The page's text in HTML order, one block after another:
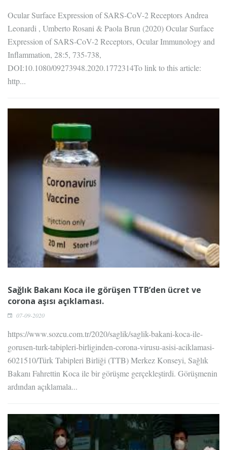
Ocular Surface Expression of SARS-CoV-2 Receptors Andrea
Leonardi , Umberto Rosani & Paola Brun (2020) Ocular Surface
Expression of SARS-CoV-2 Receptors, Ocular Immunology and
Inflammation, 28:5, 735-738,
DOI:10.1080/09273948.2020.1772314To link to this article:
http...
Sağlık Bakanı Koca ile görüşen TTB’den ücret ve
corona aşısı açıklaması.
07-09-2020
https://www.sozcu.com.tr/2020/saglik/saglik-bakani-koca-ile-
gorusen-turk-tabipleri-birliginden-corona-virusu-asisi-aciklamasi-
6021510/Türk Tabipleri Birliği (TTB) Merkez Konseyi, Sağlık
Bakanı Fahrettin Koca ile bir görüşme gerçekleştirdi. Görüşmenin
ardından açıklamala...